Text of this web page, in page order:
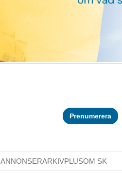
Prenumerera
ARKIVPLUSOM SK